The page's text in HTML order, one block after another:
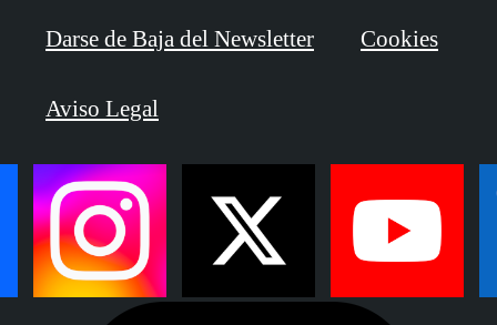
Darse de Baja del Newsletter Cookies
Aviso Legal